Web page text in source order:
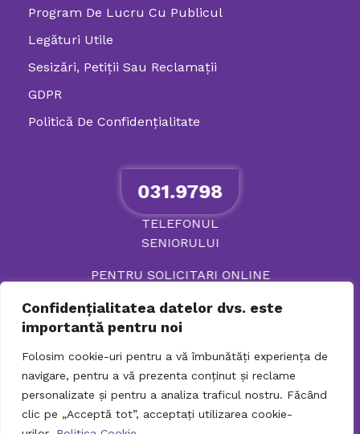
Confidențialitatea datelor dvs. este
importantă pentru noi
Folosim cookie-uri pentru a vă îmbunătăți experiența de
navigare, pentru a vă prezenta conținut și reclame
personalizate și pentru a analiza traficul nostru. Făcând
clic pe „Acceptă tot”, acceptați utilizarea cookie-
Program De Lucru Cu Publicul
Legături Utile
Sesizări, Petiţii Sau Reclamații
GDPR
Politică De Confidenţialitate
031.9798
TELEFONUL
SENIORULUI
PENTRU SOLICITARI ONLINE